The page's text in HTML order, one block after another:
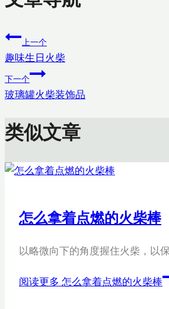
上一个
趣味生日火柴
下一个
玻璃罐火柴装饰品
类似文章
怎么拿着点燃的火柴棒
以略微向下的角度握住火柴，以
阅读更多 怎么拿着点燃的火柴棒